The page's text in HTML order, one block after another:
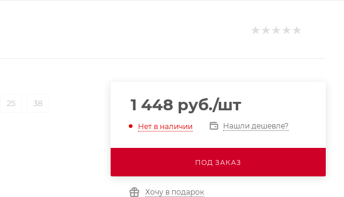
25 38 1 448руб./шт
Нет в наличии Нашли дешевле?
ПОД ЗАКАЗ
Хочу в подарок